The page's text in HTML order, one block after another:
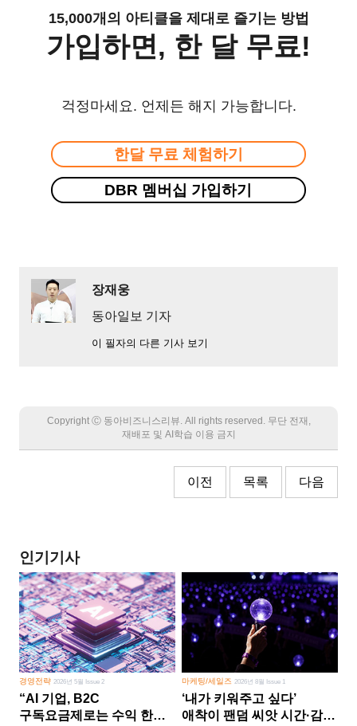
15,000개의 아티클을 제대로 즐기는 방법
가입하면, 한 달 무료!
걱정마세요. 언제든 해지 가능합니다.
한달 무료 체험하기
DBR 멤버십 가입하기
장재웅
동아일보 기자
이 필자의 다른 기사 보기
Copyright Ⓒ 동아비즈니스리뷰. All rights reserved. 무단 전재,
재배포 및 AI학습 이용 금지
이전 목록 다음
인기기사
경영전략 2026년 5월 Issue 2
“AI 기업, B2C
구독요금제로는 수익 한계
마케팅/세일즈 2026년 8월 Issue 1
‘내가 키워주고 싶다’
애착이 팬덤 씨앗 시간·감정